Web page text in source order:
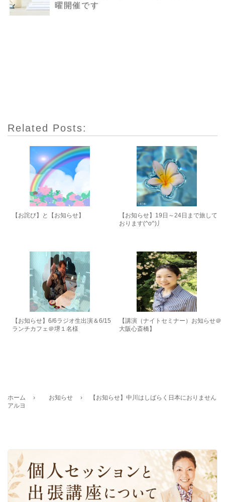
曜開催です
Related Posts:
【お詫び】と【お知らせ】
【お知らせ】19日～24日まで旅して
おります(^o^)丿
【お知らせ】6/6ラジオ生出演＆6/15
ランチカフェ＠堺１名様
【講演（ナイトセミナー）お知らせ＠
大阪心斎橋】
ホーム › お知らせ ›
【お知らせ】中川はしばらく日本におりません
アルヨ